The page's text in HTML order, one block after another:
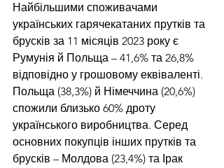
Найбільшими споживачами
українських гарячекатаних прутків та
брусків за 11 місяців 2023 року є
Румунія й Польща – 41,6% та 26,8%
відповідно у грошовому еквіваленті.
Польща (38,3%) й Німеччина (20,6%)
спожили близько 60% дроту
українського виробництва. Серед
основних покупців інших прутків та
брусків – Молдова (23,4%) та Ірак